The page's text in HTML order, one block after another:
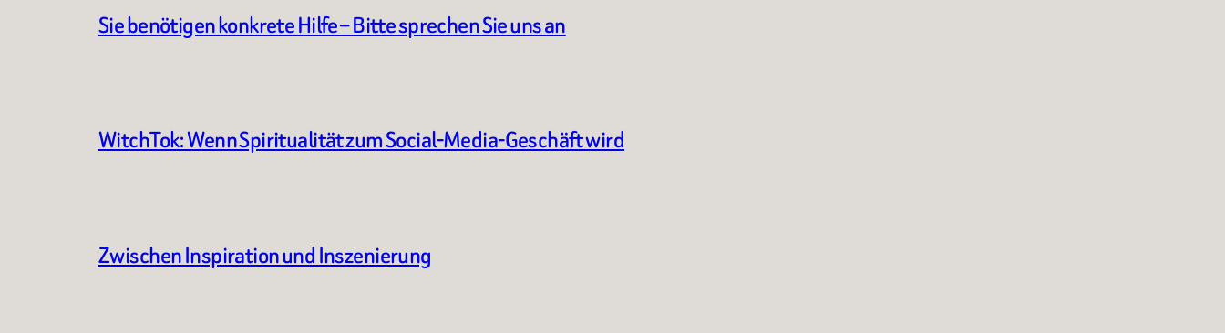
Sie benötigen konkrete Hilfe – Bitte sprechen Sie uns an
WitchTok: Wenn Spiritualität zum Social-Media-Geschäft wird
Zwischen Inspiration und Inszenierung